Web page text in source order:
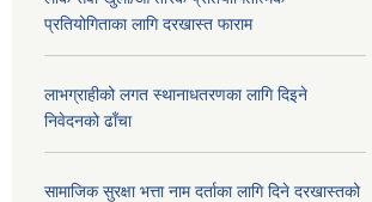
प्रतियोगिताका लागि दरखास्त फाराम
लाभग्राहीको लगत स्थानाधतरणका लागि दिइने
निवेदनको ढाँचा
सामाजिक सुरक्षा भत्ता नाम दर्ताका लागि दिने दरखास्तको